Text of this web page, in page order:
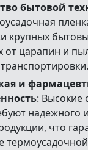
бытовой
крупных
царапин и
и
: Высокие
надежного
что